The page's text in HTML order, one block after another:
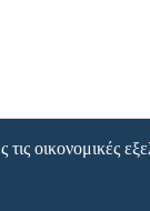
οικονομικές